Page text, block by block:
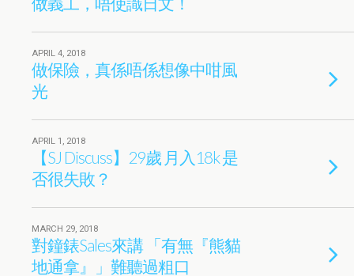
APRIL 4, 2018
做保險，真係唔係想像中咁風
光
APRIL 1, 2018
【SJ Discuss】29歲 月入18k 是
否很失敗？
MARCH 29, 2018
對鐘錶Sales來講 「有無『熊貓
地通拿』」難聽過粗口